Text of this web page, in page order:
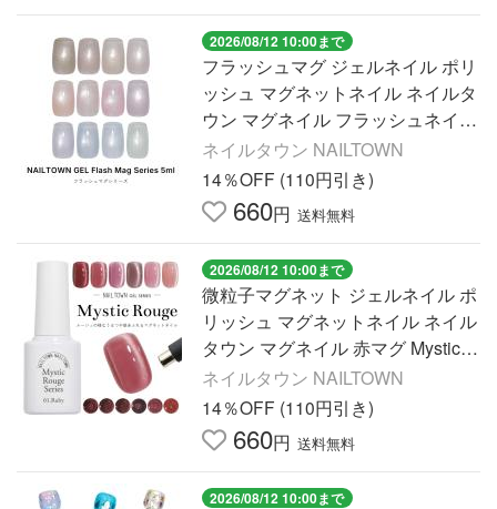
2026/08/12 10:00まで
フラッシュマグ ジェルネイル ポリ
ッシュ マグネットネイル ネイルタ
ウン マグネイル フラッシュネイル
Mirage ミラージュ 全12色 約5ml 3
ミクロンMIX
ネイルタウン NAILTOWN
14％OFF (110円引き)
660円 送料無料
2026/08/12 10:00まで
微粒子マグネット ジェルネイル ポ
リッシュ マグネットネイル ネイル
タウン マグネイル 赤マグ Mystic R
ouge ミスティックルージュ 全6色
約5ml 4ミクロン
ネイルタウン NAILTOWN
14％OFF (110円引き)
660円 送料無料
2026/08/12 10:00まで